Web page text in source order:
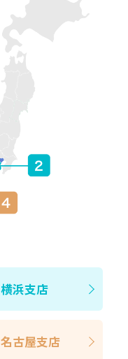
横浜支店
名古屋支店